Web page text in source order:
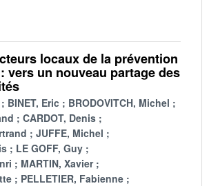
locaux de la prévention
vers un nouveau partage des
BINET, Eric
BRODOVITCH, Michel
CARDOT, Denis
JUFFE, Michel
LE GOFF, Guy
MARTIN, Xavier
PELLETIER, Fabienne